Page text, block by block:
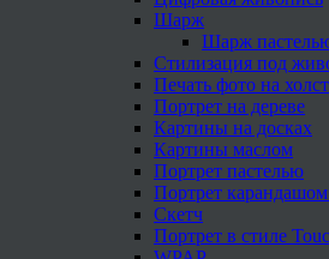
Шарж
Шарж
Стилизация под
Печать фото на
Портрет на дереве
Картины на досках
Картины маслом
Портрет пастелью
Портрет
Скетч
Портрет в стиле